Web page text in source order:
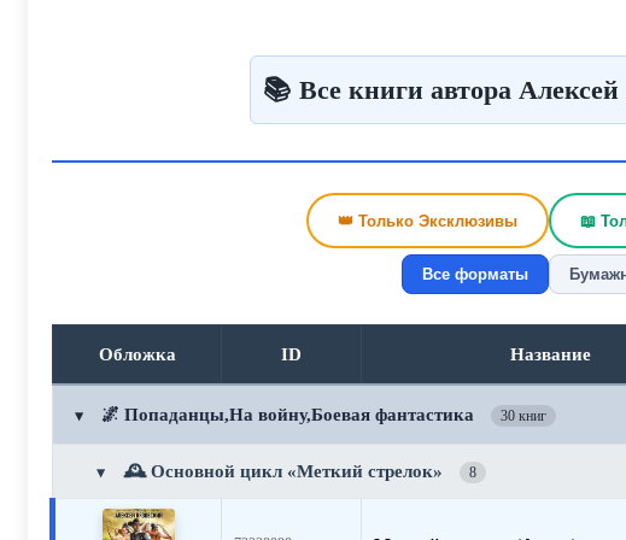
📚 Все книги автора
👑 Только Эксклюзивы 📖
Все форматы
Обложка ID Название
▼ 🌌 Попаданцы,На войну,Боевая фантастика 30 книг
▼ 🕰️ Основной цикл «Меткий стрелок» 8